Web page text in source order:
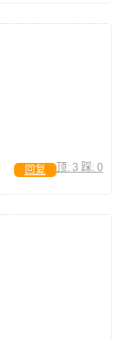
顶: 3 踩: 0
回复